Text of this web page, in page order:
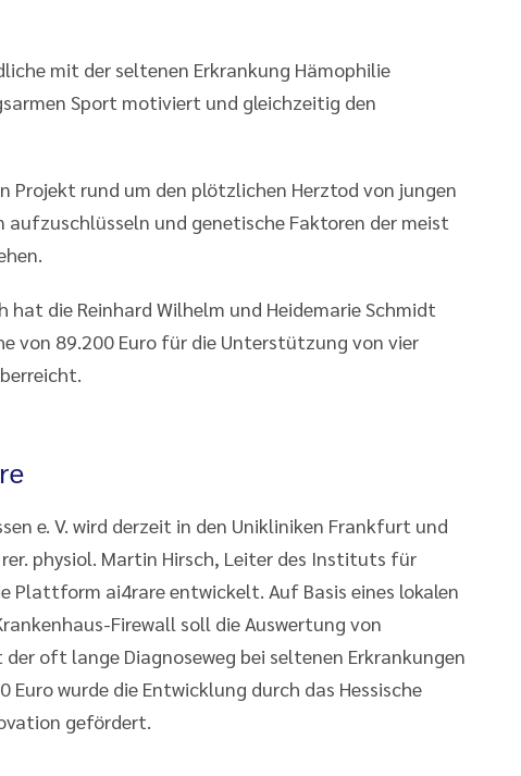
mit der seltenen Erkrankung Hämophilie
Sport motiviert und gleichzeitig den
Projekt rund um den plötzlichen Herztod von jungen
aufzuschlüsseln und genetische Faktoren der meist
hat die Reinhard Wilhelm und Heidemarie Schmidt
von 89.200 Euro für die Unterstützung von vier
e. V. wird derzeit in den Unikliniken Frankfurt und
physiol. Martin Hirsch, Leiter des Instituts für
Plattform ai4rare entwickelt. Auf Basis eines lokalen
Firewall soll die Auswertung von
oft lange Diagnoseweg bei seltenen Erkrankungen
wurde die Entwicklung durch das Hessische
gefördert.